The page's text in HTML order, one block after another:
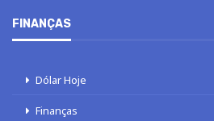
FINANÇAS
Dólar Hoje
Finanças